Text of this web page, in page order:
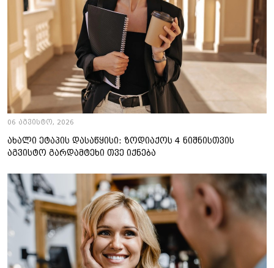
06 აგვისტო, 2026
ახალი ეტაპის დასაწყისი: ზოდიაქოს 4 ნიშნისთვის
აგვისტო გარდამტეხი თვე იქნება